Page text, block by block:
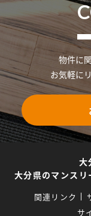
物件に
お気軽に
大
大分県のマンス
関連リンク
サ